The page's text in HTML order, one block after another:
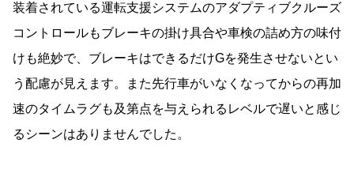
装着されている運転支援システムのアダプティブクルーズ
コントロールもブレーキの掛け具合や車検の詰め方の味付
けも絶妙で、ブレーキはできるだけGを発生させないとい
う配慮が見えます。また先行車がいなくなってからの再加
速のタイムラグも及第点を与えられるレベルで遅いと感じ
るシーンはありませんでした。